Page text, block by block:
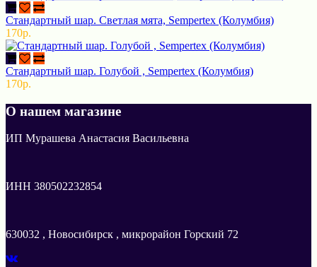
Стандартный шар. Светлая мята, Sempertex (Колумбия)
170р.
Стандартный шар. Голубой , Sempertex (Колумбия)
170р.
О нашем магазине
ИП Мурашева Анастасия Васильевна
ИНН 380502232854
630032 , Новосибирск , микрорайон Горский 72